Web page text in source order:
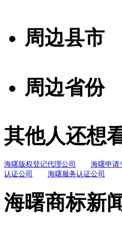
周边县市
周边省份
其他人还想
海曙版权登记代理公司 海曙申请
认证公司
海曙服务认证公司
海曙商标新